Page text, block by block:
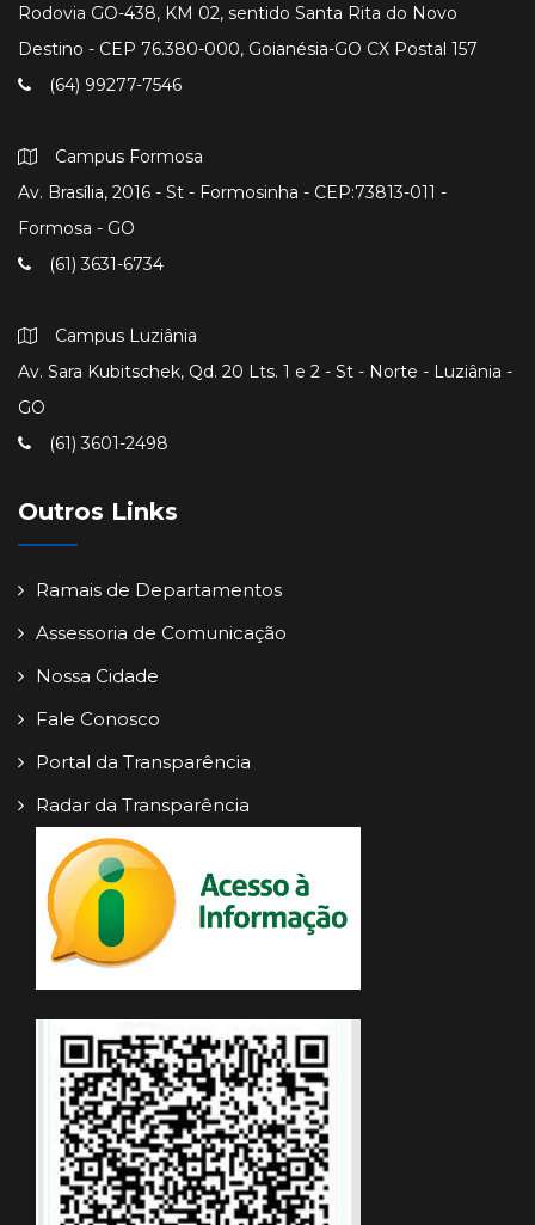
Rodovia GO-438, KM 02, sentido Santa Rita do Novo
Destino - CEP 76.380-000, Goianésia-GO CX Postal 157
(64) 99277-7546
Campus Formosa
Av. Brasília, 2016 - St - Formosinha - CEP:73813-011 -
Formosa - GO
(61) 3631-6734
Campus Luziânia
Av. Sara Kubitschek, Qd. 20 Lts. 1 e 2 - St - Norte - Luziânia -
GO
(61) 3601-2498
Outros Links
Ramais de Departamentos
Assessoria de Comunicação
Nossa Cidade
Fale Conosco
Portal da Transparência
Radar da Transparência